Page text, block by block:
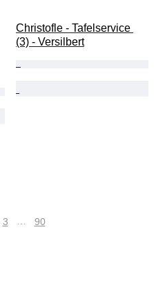
Christofle - Tafelservice
(3) - Versilbert
3 … 90